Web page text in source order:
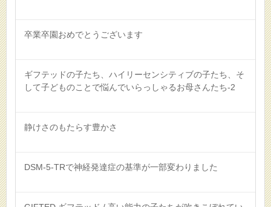
卒業卒園おめでとうございます
ギフテッドの子たち、ハイリーセンシティブの子たち、そ
して子どものことで悩んでいらっしゃるお母さんたち-2
静けさのもたらす豊かさ
DSM-5-TRで神経発達症の基準が一部変わりました